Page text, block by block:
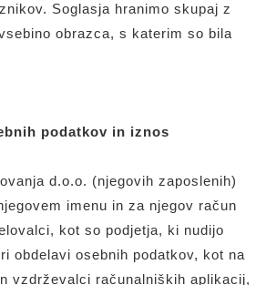
Soglasja hranimo skupaj z
obrazca, s katerim so bila
podatkov in iznos
d.o.o. (njegovih zaposlenih)
imenu in za njegov račun
kot so podjetja, ki nudijo
obdelavi osebnih podatkov, kot na
vzdrževalci računalniških aplikacij,